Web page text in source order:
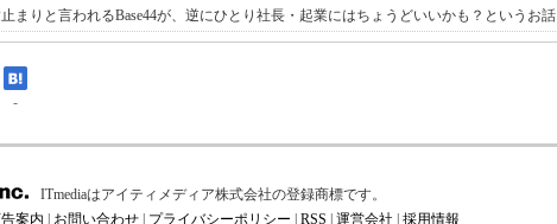
まりと言われるBase44が、逆にひとり社長・起業にはちょうどいいかも？というお話
-
ITmediaはアイティメディア株式会社の登録商標です。
案内 お問い合わせ プライバシーポリシー RSS 運営会社 採用情報